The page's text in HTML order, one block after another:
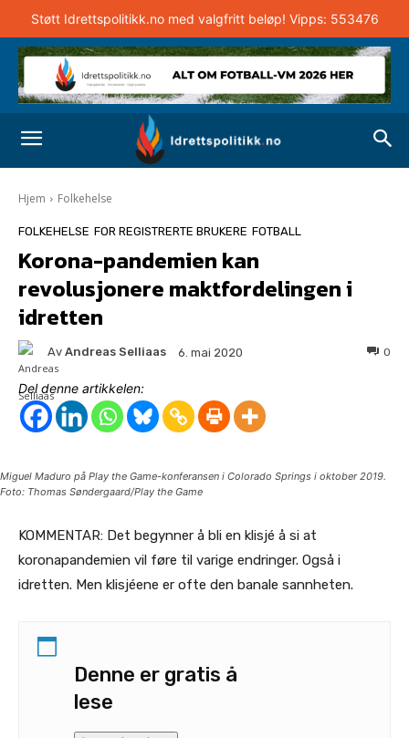
Støtt Idrettspolitikk.no med valgfritt beløp! Vipps: 553476
Hjem Folkehelse
FOLKEHELSE FOR REGISTRERTE BRUKERE FOTBALL
Korona-pandemien kan
revolusjonere maktfordelingen i
idretten
Av Andreas Selliaas 6. mai 2020 0
Del denne artikkelen:
Miguel Maduro på Play the Game-konferansen i Colorado Springs i oktober 2019.
Foto: Thomas Søndergaard/Play the Game
KOMMENTAR: Det begynner å bli en klisjé å si at
koronapandemien vil føre til varige endringer. Også i
idretten. Men klisjéene er ofte den banale sannheten.
Denne er gratis å
lese